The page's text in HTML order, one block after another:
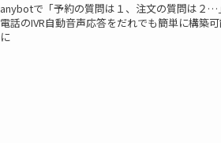
anybotで「予約の質問は１、注文の質問は２…」
電話のIVR自動音声応答をだれでも簡単に構築
に